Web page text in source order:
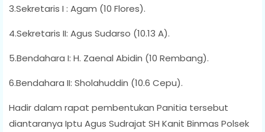
3.Sekretaris I : Agam (10 Flores).
4.Sekretaris II: Agus Sudarso (10.13 A).
5.Bendahara I: H. Zaenal Abidin (10 Rembang).
6.Bendahara II: Sholahuddin (10.6 Cepu).
Hadir dalam rapat pembentukan Panitia tersebut
diantaranya Iptu Agus Sudrajat SH Kanit Binmas Polsek